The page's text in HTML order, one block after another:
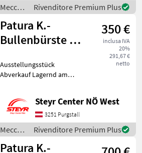
stufenlose
Drehzahlverstellung
Meccanizzazione
interna
/ Wild
Rivenditore Premium Plus
Patura K.-
Bullenbürste mit
350 €
inclusa IVA
20%
291,67 €
netto
Ausstellungsstück
Abverkauf Lagernd am
Meccanizzazione interna
Strumenti per zootecnia e
cura animali
Steyr Center NÖ West
3251 Purgstall
Meccanizzazione
interna
/ Patura
Rivenditore Premium Plus
Patura K.-